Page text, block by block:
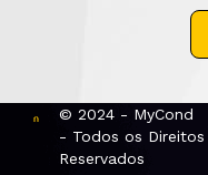
© 2024 - MyCond
- Todos os Direitos
Reservados